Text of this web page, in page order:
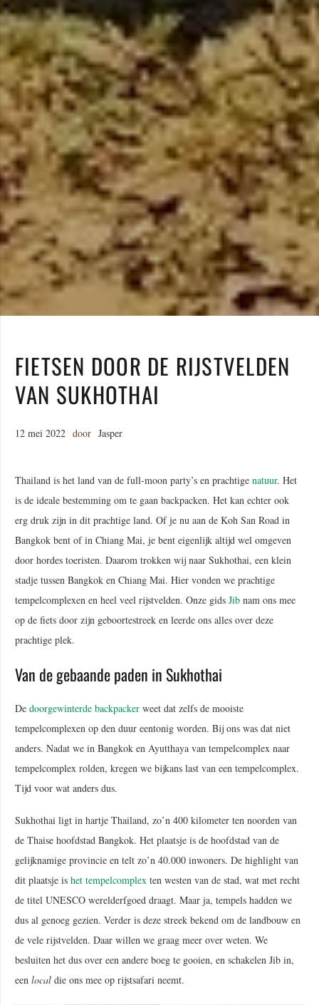
FIETSEN DOOR DE RIJSTVELDEN
VAN SUKHOTHAI
12 mei 2022 door Jasper
Thailand is het land van de full-moon party’s en prachtige natuur. Het
is de ideale bestemming om te gaan backpacken. Het kan echter ook
erg druk zijn in dit prachtige land. Of je nu aan de Koh San Road in
Bangkok bent of in Chiang Mai, je bent eigenlijk altijd wel omgeven
door hordes toeristen. Daarom trokken wij naar Sukhothai, een klein
stadje tussen Bangkok en Chiang Mai. Hier vonden we prachtige
tempelcomplexen en heel veel rijstvelden. Onze gids Jib nam ons mee
op de fiets door zijn geboortestreek en leerde ons alles over deze
prachtige plek.
Van de gebaande paden in Sukhothai
De doorgewinterde backpacker weet dat zelfs de mooiste
tempelcomplexen op den duur eentonig worden. Bij ons was dat niet
anders. Nadat we in Bangkok en Ayutthaya van tempelcomplex naar
tempelcomplex rolden, kregen we bijkans last van een tempelcomplex.
Tijd voor wat anders dus.
Sukhothai ligt in hartje Thailand, zo’n 400 kilometer ten noorden van
de Thaise hoofdstad Bangkok. Het plaatsje is de hoofdstad van de
gelijknamige provincie en telt zo’n 40.000 inwoners. De highlight van
dit plaatsje is het tempelcomplex ten westen van de stad, wat met recht
de titel UNESCO werelderfgoed draagt. Maar ja, tempels hadden we
dus al genoeg gezien. Verder is deze streek bekend om de landbouw en
de vele rijstvelden. Daar willen we graag meer over weten. We
besluiten het dus over een andere boeg te gooien, en schakelen Jib in,
een local die ons mee op rijstsafari neemt.